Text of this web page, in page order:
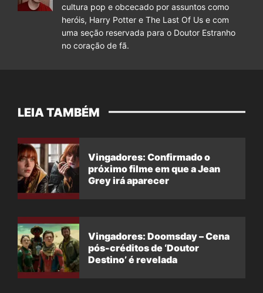
cultura pop e obcecado por assuntos como
heróis, Harry Potter e The Last Of Us e com
uma seção reservada para o Doutor Estranho
no coração de fã.
LEIA TAMBÉM
Vingadores: Confirmado o
próximo filme em que a Jean
Grey irá aparecer
Vingadores: Doomsday – Cena
pós-créditos de ‘Doutor
Destino’ é revelada